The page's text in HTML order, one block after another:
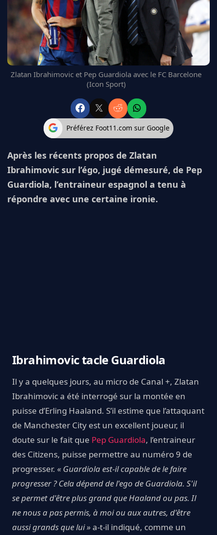
FC BARCELONE
MANCHESTER UNITED
CHELSEA
ARSENAL
BAYERN
Zlatan Ibrahimovic et Pep Guardiola avec le FC Barcelone
(Icon Sport)
Préférez Foot11.com sur Google
Après les récents propos de Zlatan
Ibrahimovic sur l’égo, jugé démesuré, de Pep
Guardiola, l’entraineur espagnol a tenu à
répondre avec une certaine ironie.
Ibrahimovic tacle Guardiola
Il y a quelques jours, au micro de Canal +, Zlatan
Ibrahimovic a été interrogé sur la montée en
puisse d’Erling Haaland. S’il estime que l’attaquant
de Manchester City est un excellent joueur, il
doute sur le fait que Pep Guardiola, l’entraineur
des Citizens, puisse permettre au numéro 9 de
progresser. « Guardiola est-il capable de le faire
progresser ? Cela dépend de l'ego de Guardiola. S'il
se permet d'être plus grand que Haaland ou pas. Il
ne nous a pas permis, à moi ou aux autres, d'être
aussi grands que lui »a-t-il indiqué, comme un